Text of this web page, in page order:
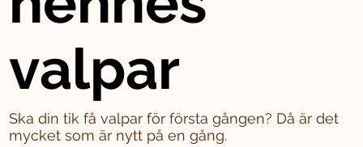
valpar
Ska din tik få valpar för första gången? Då är det
mycket som är nytt på en gång.